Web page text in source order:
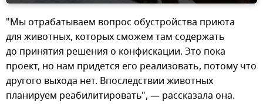
"Мы отрабатываем вопрос обустройства приюта
для животных, которых сможем там содержать
до принятия решения о конфискации. Это пока
проект, но нам придется его реализовать, потому что
другого выхода нет. Впоследствии животных
планируем реабилитировать", — рассказала она.